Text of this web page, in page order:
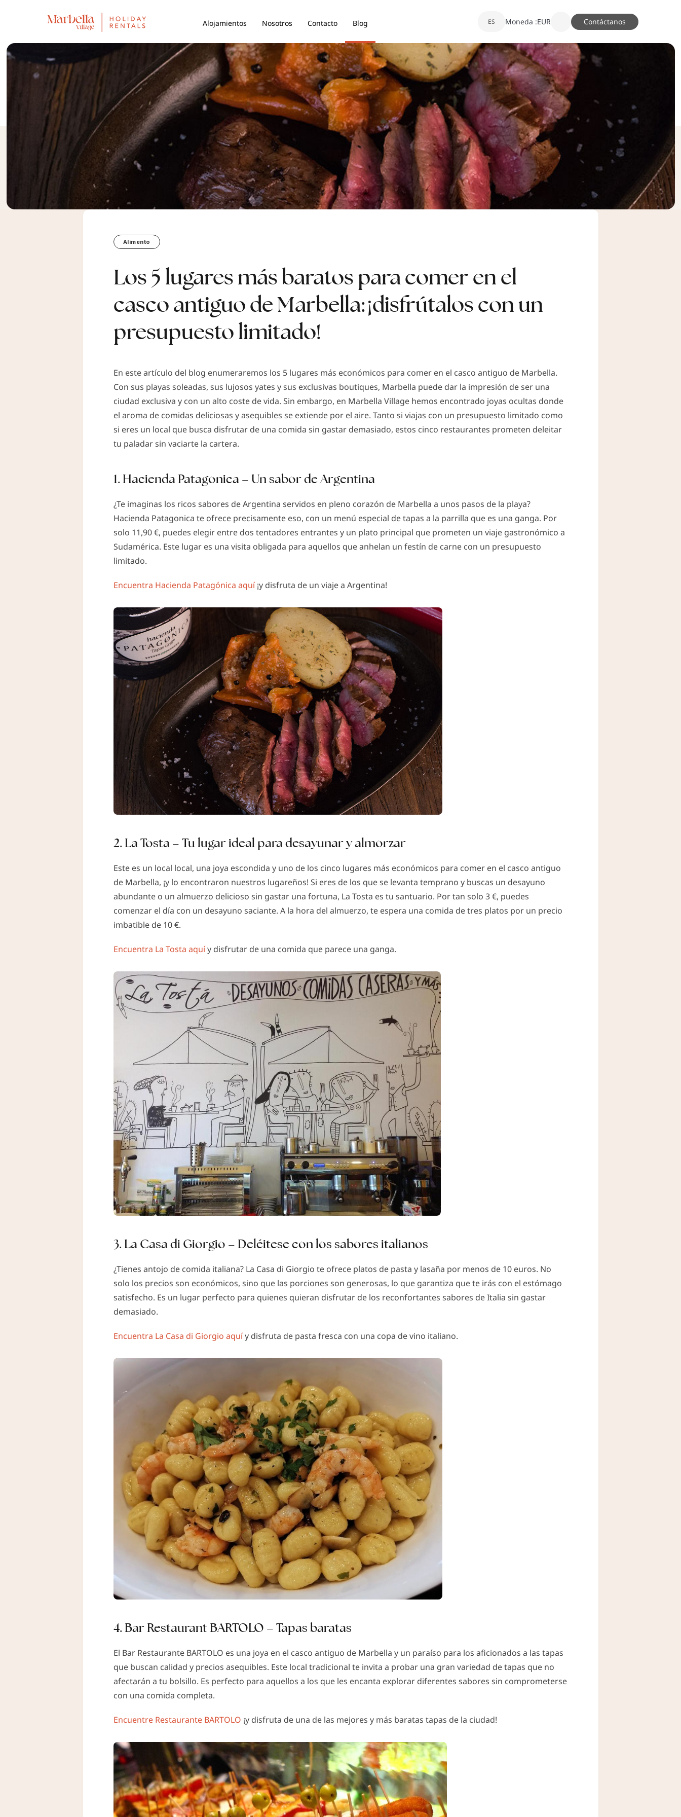
Alojamientos Nosotros Contacto Blog ES Moneda :EUR Contáctanos
Alimento
Los 5 lugares más baratos para comer en el
casco antiguo de Marbella: ¡disfrútalos con un
presupuesto limitado!
En este artículo del blog enumeraremos los 5 lugares más económicos para comer en el casco antiguo de Marbella.
Con sus playas soleadas, sus lujosos yates y sus exclusivas boutiques, Marbella puede dar la impresión de ser una
ciudad exclusiva y con un alto coste de vida. Sin embargo, en Marbella Village hemos encontrado joyas ocultas donde
el aroma de comidas deliciosas y asequibles se extiende por el aire. Tanto si viajas con un presupuesto limitado como
si eres un local que busca disfrutar de una comida sin gastar demasiado, estos cinco restaurantes prometen deleitar
tu paladar sin vaciarte la cartera.
1. Hacienda Patagonica – Un sabor de Argentina
¿Te imaginas los ricos sabores de Argentina servidos en pleno corazón de Marbella a unos pasos de la playa?
Hacienda Patagonica te ofrece precisamente eso, con un menú especial de tapas a la parrilla que es una ganga. Por
solo 11,90 €, puedes elegir entre dos tentadores entrantes y un plato principal que prometen un viaje gastronómico a
Sudamérica. Este lugar es una visita obligada para aquellos que anhelan un festín de carne con un presupuesto
limitado.
Encuentra Hacienda Patagónica aquí¡y disfruta de un viaje a Argentina!
2. La Tosta – Tu lugar ideal para desayunar y almorzar
Este es un local local, una joya escondida y uno de los cinco lugares más económicos para comer en el casco antiguo
de Marbella, ¡y lo encontraron nuestros lugareños! Si eres de los que se levanta temprano y buscas un desayuno
abundante o un almuerzo delicioso sin gastar una fortuna, La Tosta es tu santuario. Por tan solo 3 €, puedes
comenzar el día con un desayuno saciante. A la hora del almuerzo, te espera una comida de tres platos por un precio
imbatible de 10 €.
Encuentra La Tosta aquíy disfrutar de una comida que parece una ganga.
3. La Casa di Giorgio – Deléitese con los sabores italianos
¿Tienes antojo de comida italiana? La Casa di Giorgio te ofrece platos de pasta y lasaña por menos de 10 euros. No
solo los precios son económicos, sino que las porciones son generosas, lo que garantiza que te irás con el estómago
satisfecho. Es un lugar perfecto para quienes quieran disfrutar de los reconfortantes sabores de Italia sin gastar
demasiado.
Encuentra La Casa di Giorgio aquíy disfruta de pasta fresca con una copa de vino italiano.
4. Bar Restaurant BARTOLO – Tapas baratas
El Bar Restaurante BARTOLO es una joya en el casco antiguo de Marbella y un paraíso para los aficionados a las tapas
que buscan calidad y precios asequibles. Este local tradicional te invita a probar una gran variedad de tapas que no
afectarán a tu bolsillo. Es perfecto para aquellos a los que les encanta explorar diferentes sabores sin comprometerse
con una comida completa.
Encuentre Restaurante BARTOLO ¡y disfruta de una de las mejores y más baratas tapas de la ciudad!